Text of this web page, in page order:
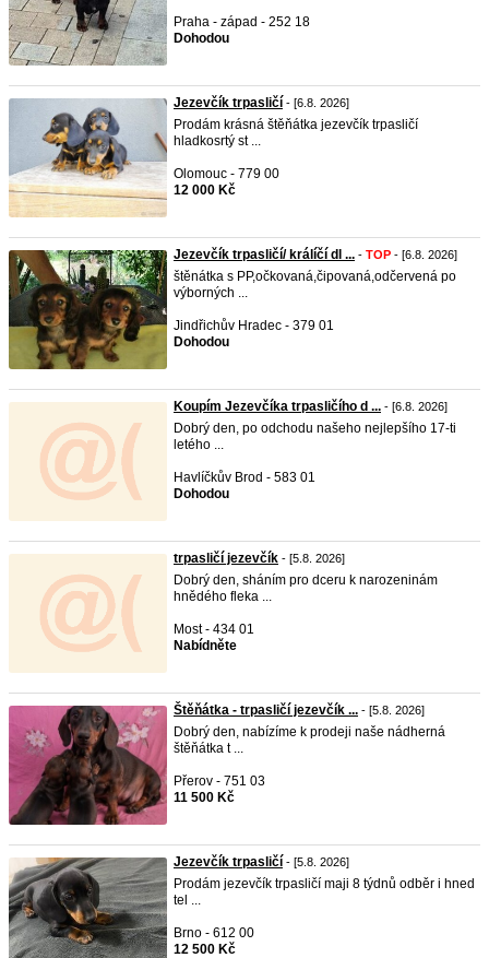
Praha - západ - 252 18
Dohodou
Jezevčík trpasličí - [6.8. 2026]
Prodám krásná štěňátka jezevčík trpasličí
hladkosrtý st ...
Olomouc - 779 00
12 000 Kč
Jezevčík trpasličí/ králíčí dl ... - TOP - [6.8. 2026]
štěnátka s PP,očkovaná,čipovaná,odčervená po
výborných ...
Jindřichův Hradec - 379 01
Dohodou
Koupím Jezevčíka trpasličího d ... - [6.8. 2026]
Dobrý den, po odchodu našeho nejlepšího 17-ti
letého ...
Havlíčkův Brod - 583 01
Dohodou
trpasličí jezevčík - [5.8. 2026]
Dobrý den, sháním pro dceru k narozeninám
hnědého fleka ...
Most - 434 01
Nabídněte
Štěňátka - trpasličí jezevčík ... - [5.8. 2026]
Dobrý den, nabízíme k prodeji naše nádherná
štěňátka t ...
Přerov - 751 03
11 500 Kč
Jezevčík trpasličí - [5.8. 2026]
Prodám jezevčík trpasličí maji 8 týdnů odběr i hned
tel ...
Brno - 612 00
12 500 Kč